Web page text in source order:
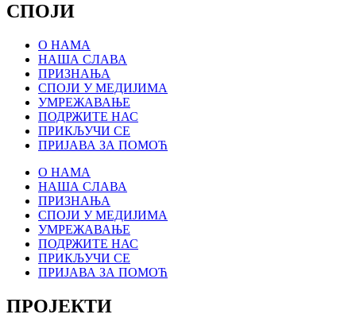
СПОЈИ
О НАМА
НАША СЛАВА
ПРИЗНАЊА
СПОЈИ У МЕДИЈИМА
УМРЕЖАВАЊЕ
ПОДРЖИТЕ НАС
ПРИКЉУЧИ СЕ
ПРИЈАВА ЗА ПОМОЋ
О НАМА
НАША СЛАВА
ПРИЗНАЊА
СПОЈИ У МЕДИЈИМА
УМРЕЖАВАЊЕ
ПОДРЖИТЕ НАС
ПРИКЉУЧИ СЕ
ПРИЈАВА ЗА ПОМОЋ
ПРОЈЕКТИ